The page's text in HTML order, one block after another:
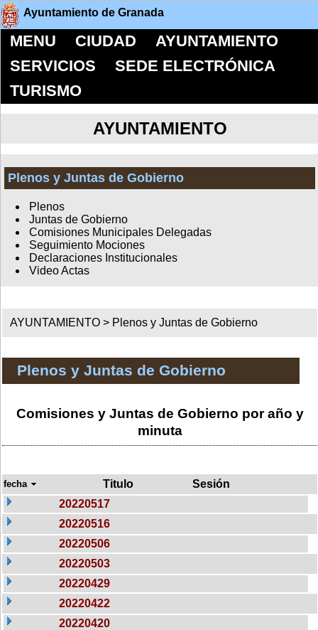
Ayuntamiento de Granada
MENU CIUDAD
AYUNTAMIENTO
SERVICIOS
SEDE ELECTRÓNICA
TURISMO
AYUNTAMIENTO
Plenos y Juntas de Gobierno
Plenos
Juntas de Gobierno
Comisiones Municipales Delegadas
Seguimiento Mociones
Declaraciones Institucionales
Video Actas
AYUNTAMIENTO > Plenos y Juntas de Gobierno
Plenos y Juntas de Gobierno
Comisiones y Juntas de Gobierno por año y
minuta
fecha Titulo
Sesión
20220517
20220516
20220506
20220503
20220429
20220422
20220420